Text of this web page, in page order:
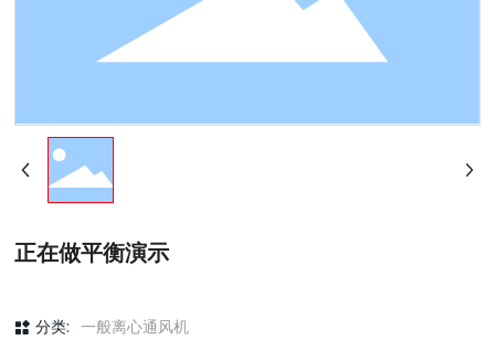
正在做平衡演示
分类: 一般离心通风机